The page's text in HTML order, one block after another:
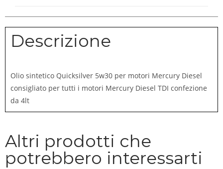
Descrizione
Olio sintetico Quicksilver 5w30 per motori Mercury Diesel
consigliato per tutti i motori Mercury Diesel TDI confezione
da 4lt
Altri prodotti che
potrebbero interessarti